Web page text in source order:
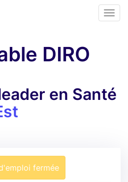
DIRO
en Santé
fermée